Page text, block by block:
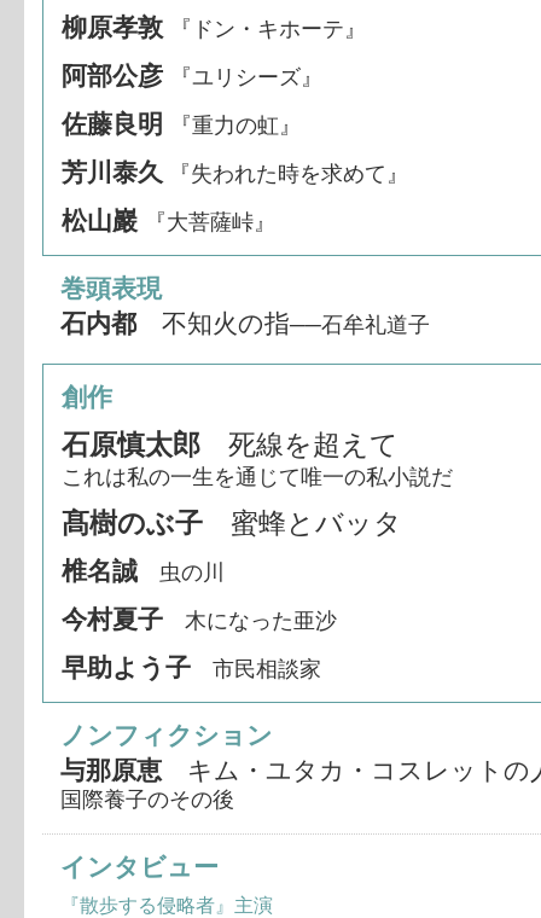
柳原孝敦 『ドン・キホーテ』
阿部公彦 『ユリシーズ』
佐藤良明 『重力の虹』
芳川泰久 『失われた時を求めて』
松山巖 『大菩薩峠』
巻頭表現
石内都不知火の指──石牟礼道子
創作
石原慎太郎 死線を超えて
これは私の一生を通じて唯一の私小説だ
髙樹のぶ子 蜜蜂とバッタ
椎名誠 虫の川
今村夏子 木になった亜沙
早助よう子 市民相談家
ノンフィクション
与那原恵 キム・ユタカ・コスレットの
国際養子のその後
インタビュー
『散歩する侵略者』主演